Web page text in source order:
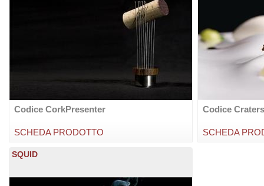
Codice CorkPresenter
SCHEDA PRODOTTO
Codice Craters
SCHEDA
SQUID